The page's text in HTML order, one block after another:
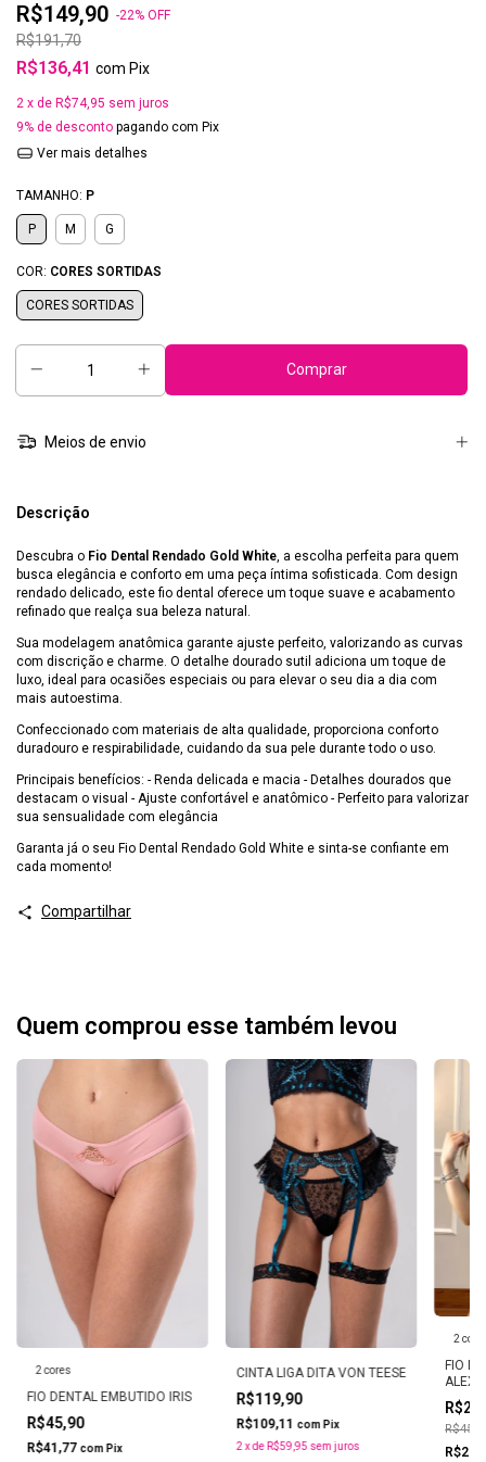
R$149,90 -22% OFF
R$191,70
R$136,41 com Pix
2 x de R$74,95 sem juros
9% de desconto pagando com Pix
Ver mais detalhes
TAMANHO: P
P M G
COR: CORES SORTIDAS
CORES SORTIDAS
Meios de envio
Descrição
Descubra o Fio Dental Rendado Gold White, a escolha perfeita para quem
busca elegância e conforto em uma peça íntima sofisticada. Com design
rendado delicado, este fio dental oferece um toque suave e acabamento
refinado que realça sua beleza natural.
Sua modelagem anatômica garante ajuste perfeito, valorizando as curvas
com discrição e charme. O detalhe dourado sutil adiciona um toque de
luxo, ideal para ocasiões especiais ou para elevar o seu dia a dia com
mais autoestima.
Confeccionado com materiais de alta qualidade, proporciona conforto
duradouro e respirabilidade, cuidando da sua pele durante todo o uso.
Principais benefícios: - Renda delicada e macia - Detalhes dourados que
destacam o visual - Ajuste confortável e anatômico - Perfeito para valorizar
sua sensualidade com elegância
Garanta já o seu Fio Dental Rendado Gold White e sinta-se confiante em
cada momento!
Compartilhar
Quem comprou esse também levou
2 cores
FIO DENTAL EMBUTIDO IRIS
R$45,90
R$41,77 com Pix
CINTA LIGA DITA VON TEESE
R$119,90
R$109,11 com Pix
2xde R$59,95 sem juros
2
FIO